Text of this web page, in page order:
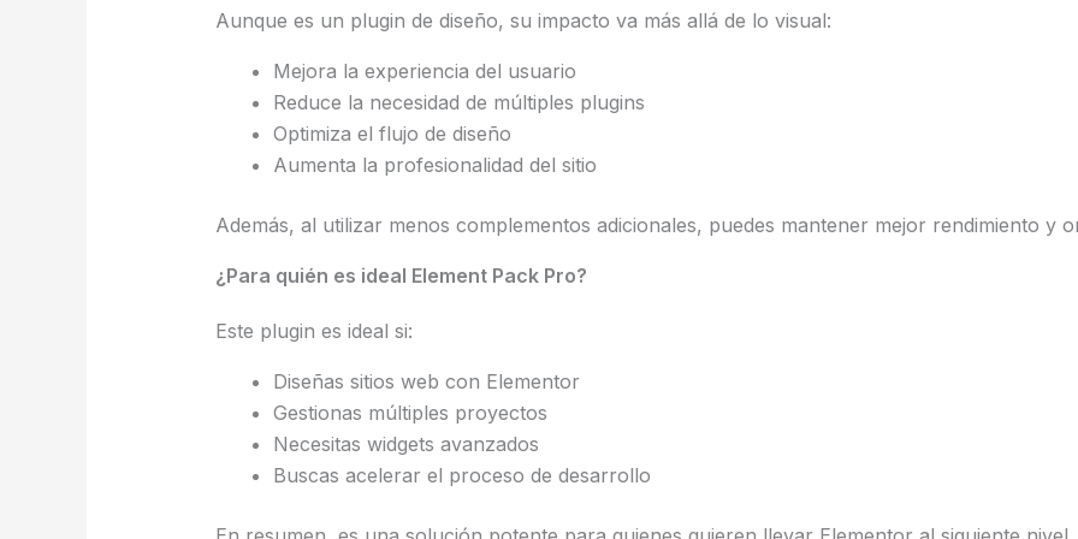
Aunque es un plugin de diseño, su impacto va más allá de lo visual:
Mejora la experiencia del usuario
Reduce la necesidad de múltiples plugins
Optimiza el flujo de diseño
Aumenta la profesionalidad del sitio
Además, al utilizar menos complementos adicionales, puedes mantener mejor rendimiento y
¿Para quién es ideal Element Pack Pro?
Este plugin es ideal si:
Diseñas sitios web con Elementor
Gestionas múltiples proyectos
Necesitas widgets avanzados
Buscas acelerar el proceso de desarrollo